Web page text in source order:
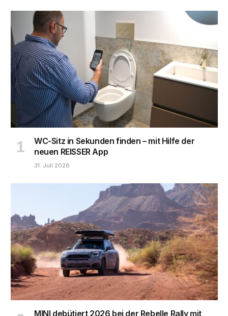
WC-Sitz in Sekunden finden – mit Hilfe der
neuen REISSER App
31. Juli 2026
MINI debütiert 2026 bei der Rebelle Rally mit